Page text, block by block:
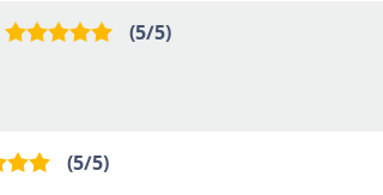
(5/5)
(5/5)